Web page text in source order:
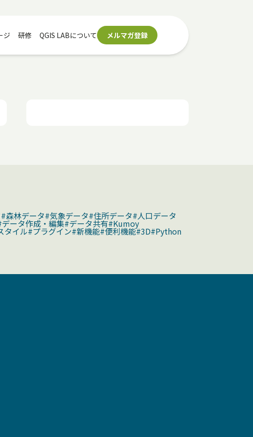
ジ 研修 QGIS LABについて メルマガ登録
#森林データ#気象データ#住所データ#人口データ
ータ作成・編集#データ共有#Kumoy
タイル#プラグイン#新機能#便利機能#3D#Python